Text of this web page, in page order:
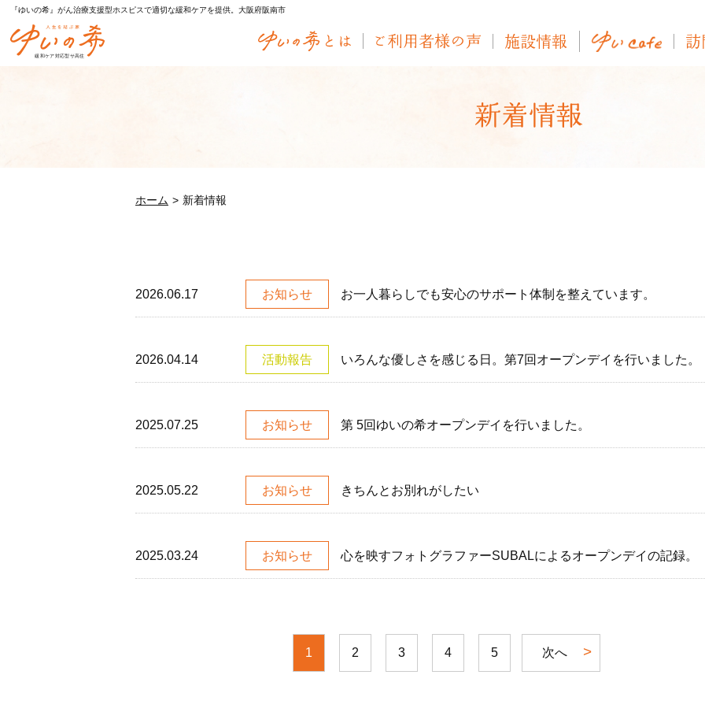
『ゆいの希』がん治療支援型ホスピスで適切な緩和ケアを提供。大阪府阪南市
ホーム 新着情報
2026.06.17 お知らせ お一人暮らしでも安心のサポート体制を整えています。
2026.04.14 活動報告 いろんな優しさを感じる日。第7回オープンデイを行いました。
2025.07.25 お知らせ 第 5回ゆいの希オープンデイを行いました。
2025.05.22 お知らせ きちんとお別れがしたい
2025.03.24 お知らせ 心を映すフォトグラファーSUBALによるオープンデイの記録。
1 2 3 4 5 次へ